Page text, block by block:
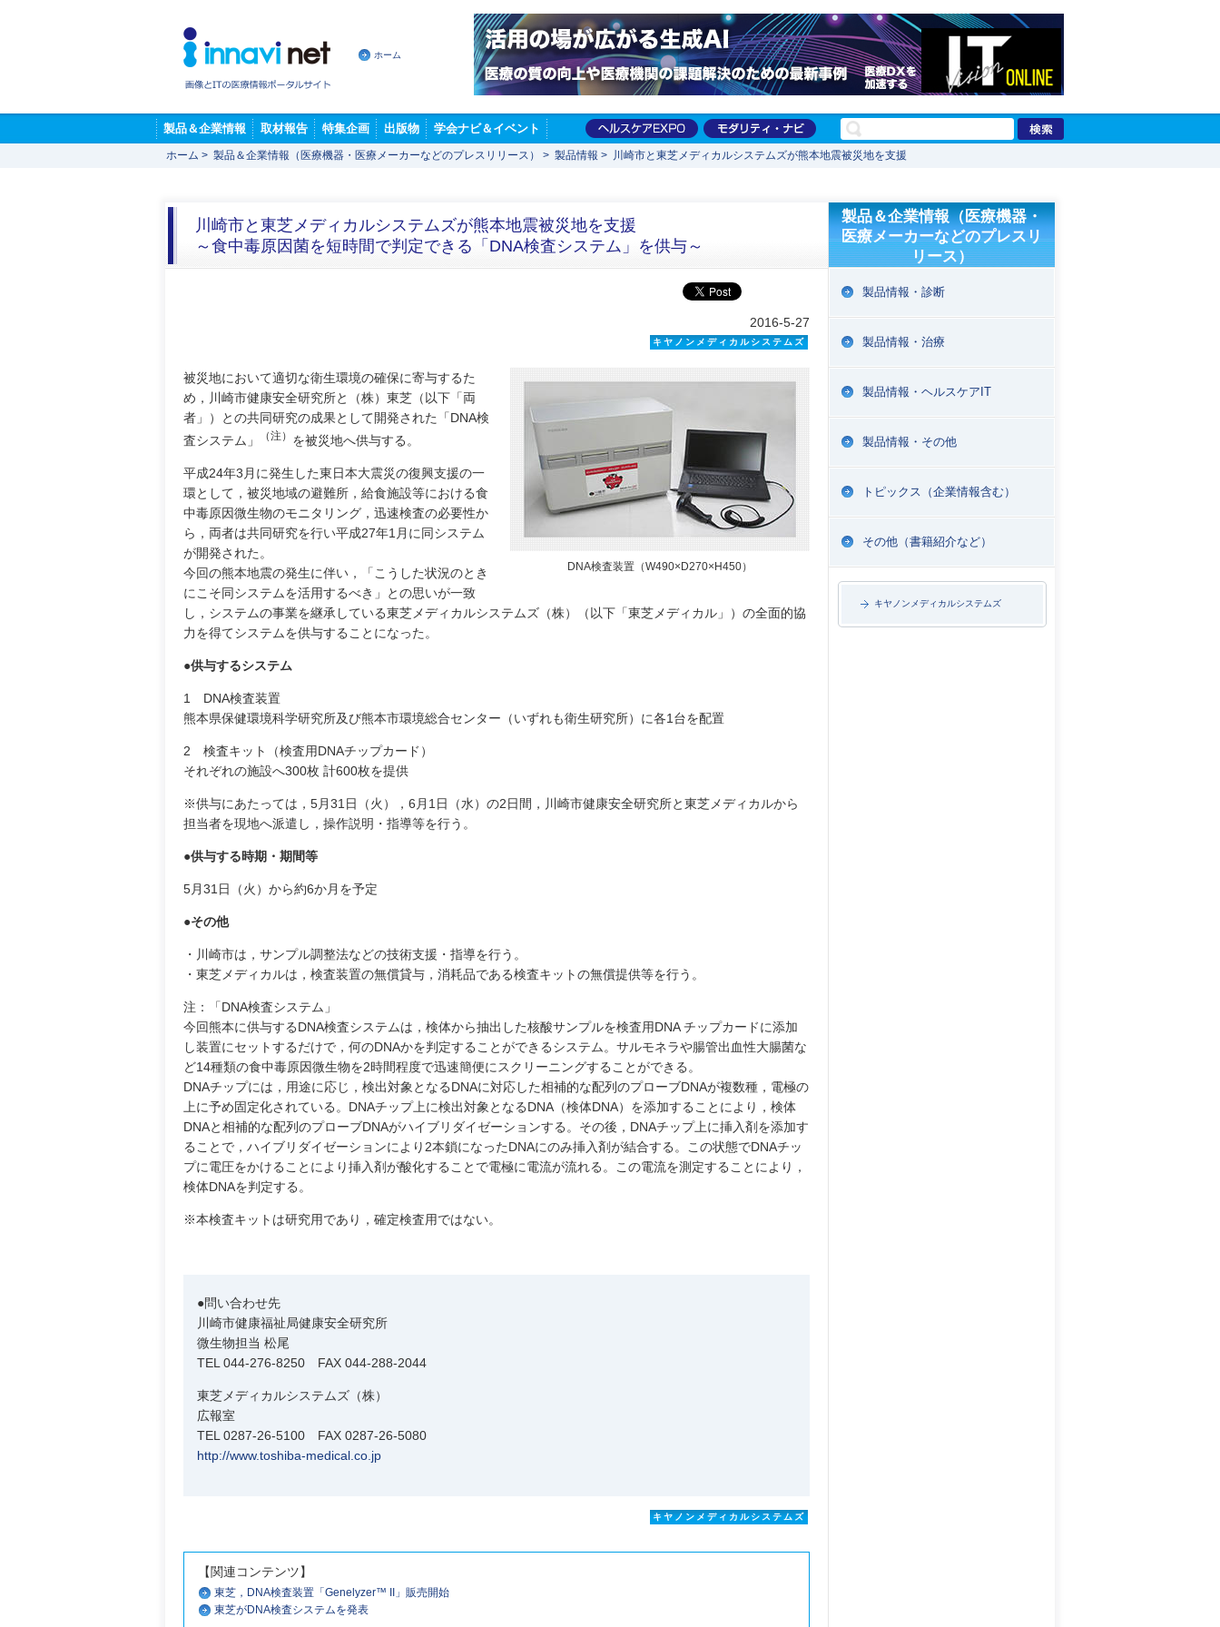
ホーム
製品＆企業情報 取材報告 特集企画 出版物 学会ナビ＆イベント
ホーム > 製品＆企業情報（医療機器・医療メーカーなどのプレスリリース） > 製品情報 > 川崎市と東芝メディカルシステムズが熊本地震被災地を支援
川崎市と東芝メディカルシステムズが熊本地震被災地を支援
～食中毒原因菌を短時間で判定できる「DNA検査システム」を供与～
2016-5-27
キヤノンメディカルシステムズ
DNA検査装置（W490×D270×H450）
被災地において適切な衛生環境の確保に寄与するた
め，川崎市健康安全研究所と（株）東芝（以下「両
者」）との共同研究の成果として開発された「DNA検
査システム」
（注） を被災地へ供与する。
平成24年3月に発生した東日本大震災の復興支援の一
環として，被災地域の避難所，給食施設等における食
中毒原因微生物のモニタリング，迅速検査の必要性か
ら，両者は共同研究を行い平成27年1月に同システム
が開発された。
今回の熊本地震の発生に伴い，「こうした状況のとき
にこそ同システムを活用するべき」との思いが一致
し，システムの事業を継承している東芝メディカルシステムズ（株）（以下「東芝メディカル」）の全面的協
力を得てシステムを供与することになった。
●供与するシステム
1 DNA検査装置
熊本県保健環境科学研究所及び熊本市環境総合センター（いずれも衛生研究所）に各1台を配置
2 検査キット（検査用DNAチップカード）
それぞれの施設へ300枚 計600枚を提供
※供与にあたっては，5月31日（火），6月1日（水）の2日間，川崎市健康安全研究所と東芝メディカルから
担当者を現地へ派遣し，操作説明・指導等を行う。
●供与する時期・期間等
5月31日（火）から約6か月を予定
●その他
・川崎市は，サンプル調整法などの技術支援・指導を行う。
・東芝メディカルは，検査装置の無償貸与，消耗品である検査キットの無償提供等を行う。
注：「DNA検査システム」
今回熊本に供与するDNA検査システムは，検体から抽出した核酸サンプルを検査用DNA チップカードに添加
し装置にセットするだけで，何のDNAかを判定することができるシステム。サルモネラや腸管出血性大腸菌な
ど14種類の食中毒原因微生物を2時間程度で迅速簡便にスクリーニングすることができる。
DNAチップには，用途に応じ，検出対象となるDNAに対応した相補的な配列のプローブDNAが複数種，電極の
上に予め固定化されている。DNAチップ上に検出対象となるDNA（検体DNA）を添加することにより，検体
DNAと相補的な配列のプローブDNAがハイブリダイゼーションする。その後，DNAチップ上に挿入剤を添加す
ることで，ハイブリダイゼーションにより2本鎖になったDNAにのみ挿入剤が結合する。この状態でDNAチッ
プに電圧をかけることにより挿入剤が酸化することで電極に電流が流れる。この電流を測定することにより，
検体DNAを判定する。
※本検査キットは研究用であり，確定検査用ではない。
●問い合わせ先
川崎市健康福祉局健康安全研究所
微生物担当 松尾
TEL 044-276-8250 FAX 044-288-2044
東芝メディカルシステムズ（株）
広報室
TEL 0287-26-5100 FAX 0287-26-5080
http://www.toshiba-medical.co.jp
キヤノンメディカルシステムズ
【関連コンテンツ】
東芝，DNA検査装置「Genelyzer™ II」販売開始
東芝がDNA検査システムを発表
製品＆企業情報（医療機器・
医療メーカーなどのプレスリ
リース）
製品情報・診断
製品情報・治療
製品情報・ヘルスケアIT
製品情報・その他
トピックス（企業情報含む）
その他（書籍紹介など）
キヤノンメディカルシステムズ